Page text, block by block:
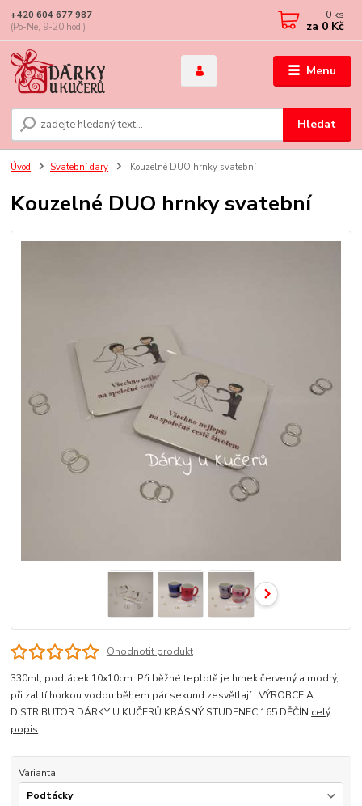
Menu
Hledat
+420 604 677 987
(Po-Ne, 9-20 hod.)
0 ks
za 0 Kč
Úvod Svatební dary Kouzelné DUO hrnky svatební
Kouzelné DUO hrnky svatební
Ohodnotit produkt
330ml, podtácek 10x10cm. Při běžné teplotě je hrnek červený a modrý,
při zalití horkou vodou během pár sekund zesvětlají. VÝROBCE A
DISTRIBUTOR DÁRKY U KUČERŮ KRÁSNÝ STUDENEC 165 DĚČÍN celý
popis
Varianta